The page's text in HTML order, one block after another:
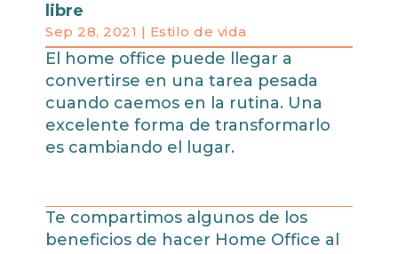
libre
Sep 28, 2021 | Estilo de vida
El home office puede llegar a
convertirse en una tarea pesada
cuando caemos en la rutina. Una
excelente forma de transformarlo
es cambiando el lugar.
Te compartimos algunos de los
beneficios de hacer Home Office al